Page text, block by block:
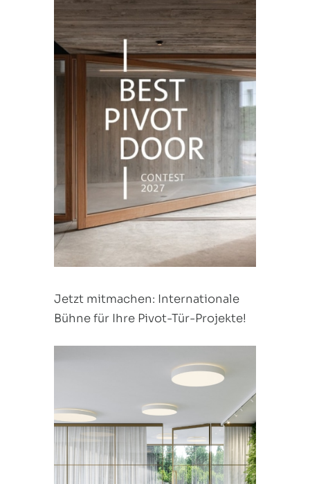
Jetzt mitmachen: Internationale
Bühne für Ihre Pivot-Tür-Projekte!